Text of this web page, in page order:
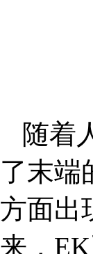
随着
了末端
方面出
来，